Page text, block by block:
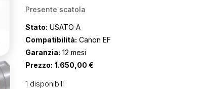
Presente scatola
Stato: USATO A
Compatibilità: Canon EF
Garanzia: 12 mesi
Prezzo: 1.650,00 €
1 disponibili